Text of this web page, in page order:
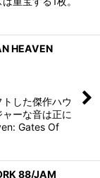
HEAVEN
した傑作ハウ
ーな音は正に
Gates Of
88/JAM